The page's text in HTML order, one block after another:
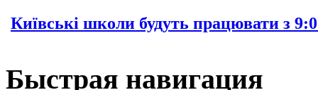
Київські школи будуть працювати з
Быстрая навигация